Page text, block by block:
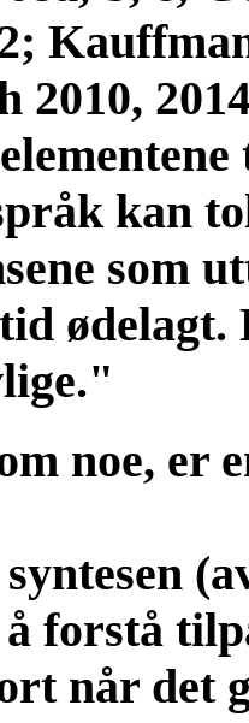
2010,
kan
som
noe, er
forstå
når det